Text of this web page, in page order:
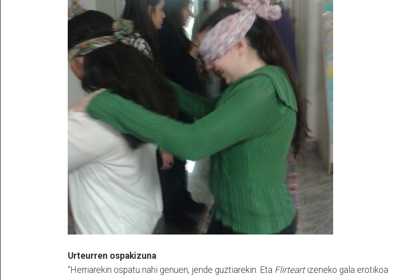
Urteurren ospakizuna
“Herriarekin ospatu nahi genuen, jende guztiarekin. Eta Flirteartizeneko gala erotikoa